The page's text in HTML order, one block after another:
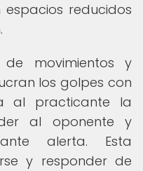
reducidos
movimientos y
los golpes con
al practicante la
al oponente y
alerta. Esta
y responder de